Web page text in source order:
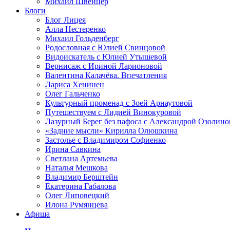
Блоги
Блог Лицея
Алла Нестеренко
Михаил Гольденберг
Родословная с Юлией Свинцовой
Видоискатель с Юлией Утышевой
Вернисаж с Ириной Ларионовой
Валентина Калачёва. Впечатления
Лариса Хенинен
Олег Гальченко
Культурный променад с Зоей Арнаутовой
Путешествуем с Лидией Винокуровой
Лазурный Берег без пафоса с Александрой
«Задние мысли» Кирилла Олюшкина
Застолье с Владимиром Софиенко
Ирина Савкина
Светлана Артемьева
Наталья Мешкова
Владимир Берштейн
Екатерина Габалова
Олег Липовецкий
Илона Румянцева
Афиша